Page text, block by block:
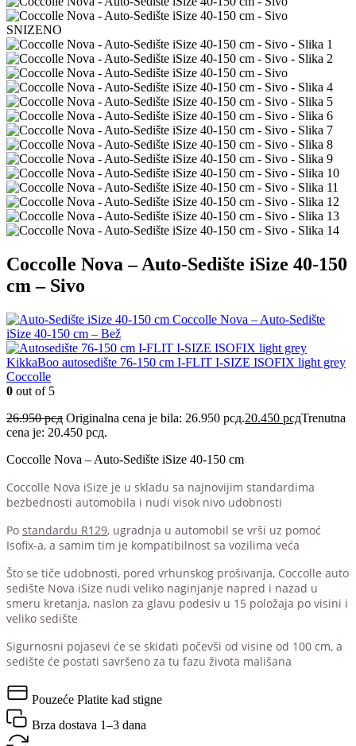
SNIZENO
Coccolle Nova – Auto-Sedište iSize 40-150
cm – Sivo
Coccolle Nova – Auto-Sedište
iSize 40-150 cm – Bež
KikkaBoo autosedište 76-150 cm I-FLIT I-SIZE ISOFIX light grey
Coccolle
0 out of 5
26.950рсд Originalna cena je bila: 26.950 рсд.20.450 рсдTrenutna
cena je: 20.450 рсд.
Coccolle Nova – Auto-Sedište iSize 40-150 cm
Coccolle Nova iSize je u skladu sa najnovijim standardima
bezbednosti automobila i nudi visok nivo udobnosti
Po standardu R129, ugradnja u automobil se vrši uz pomoć
Isofix-a, a samim tim je kompatibilnost sa vozilima veća
Što se tiče udobnosti, pored vrhunskog prošivanja, Coccolle auto
sedište Nova iSize nudi veliko naginjanje napred i nazad u
smeru kretanja, naslon za glavu podesiv u 15 položaja po visini i
veliko sedište
Sigurnosni pojasevi će se skidati počevši od visine od 100 cm, a
sedište će postati savršeno za tu fazu života mališana
Pouzeće Platite kad stigne
Brza dostava 1–3 dana